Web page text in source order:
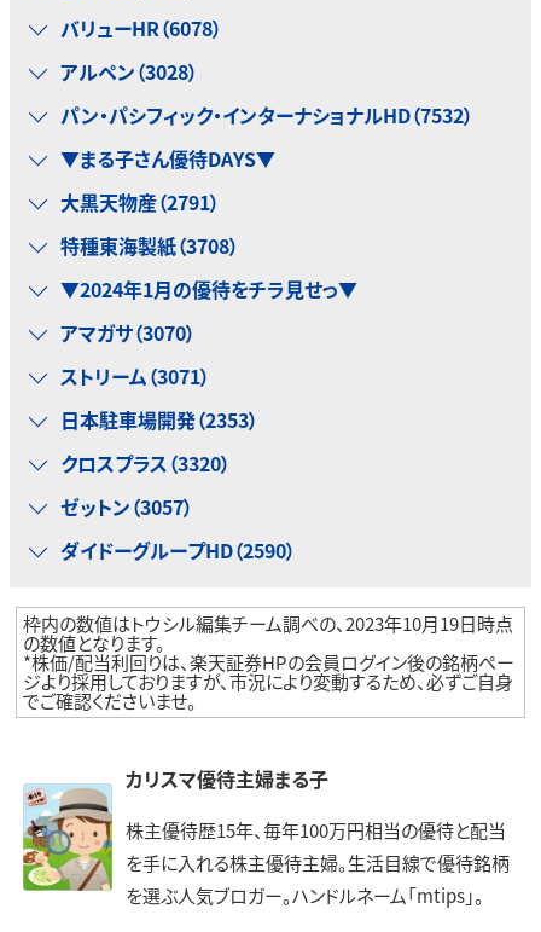
バリューHR（6078）
アルペン（3028）
パン・パシフィック・インターナショナルHD（7532）
▼まる子さん優待DAYS▼
大黒天物産（2791）
特種東海製紙（3708）
▼2024年1月の優待をチラ見せっ▼
アマガサ（3070）
ストリーム（3071）
日本駐車場開発（2353）
クロスプラス（3320）
ゼットン（3057）
ダイドーグループHD（2590）
枠内の数値はトウシル編集チーム調べの、2023年10月19日時点
の数値となります。
*株価/配当利回りは、楽天証券HPの会員ログイン後の銘柄ペー
ジより採用しておりますが、市況により変動するため、必ずご自身
でご確認くださいませ。
カリスマ優待主婦まる子
株主優待歴15年、毎年100万円相当の優待と配当
を手に入れる株主優待主婦。生活目線で優待銘柄
を選ぶ人気ブロガー。ハンドルネーム「mtips」。